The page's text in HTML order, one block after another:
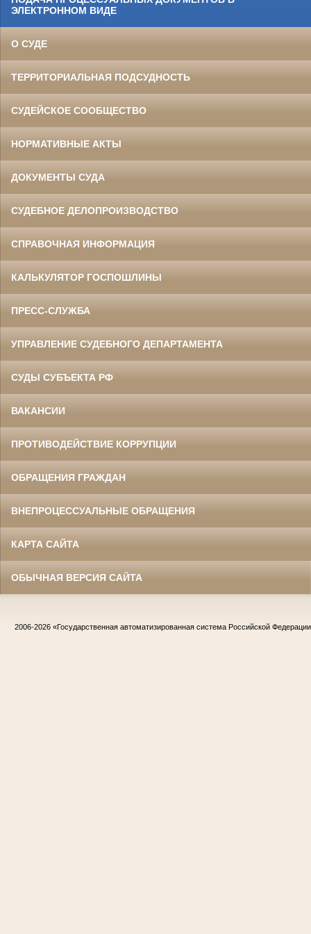
ЭЛЕКТРОННОМ ВИДЕ
О СУДЕ
ТЕРРИТОРИАЛЬНАЯ ПОДСУДНОСТЬ
СУДЕЙСКОЕ СООБЩЕСТВО
НОРМАТИВНЫЕ АКТЫ
ДОКУМЕНТЫ СУДА
СУДЕБНОЕ ДЕЛОПРОИЗВОДСТВО
СПРАВОЧНАЯ ИНФОРМАЦИЯ
КАЛЬКУЛЯТОР ГОСПОШЛИНЫ
ПРЕСС-СЛУЖБА
УПРАВЛЕНИЕ СУДЕБНОГО ДЕПАРТАМЕНТА
СУДЫ СУБЪЕКТА РФ
ВАКАНСИИ
ПРОТИВОДЕЙСТВИЕ КОРРУПЦИИ
ОБРАЩЕНИЯ ГРАЖДАН
ВНЕПРОЦЕССУАЛЬНЫЕ ОБРАЩЕНИЯ
КАРТА САЙТА
ОБЫЧНАЯ ВЕРСИЯ САЙТА
2006-2026 «Государственная автоматизированная система Российской